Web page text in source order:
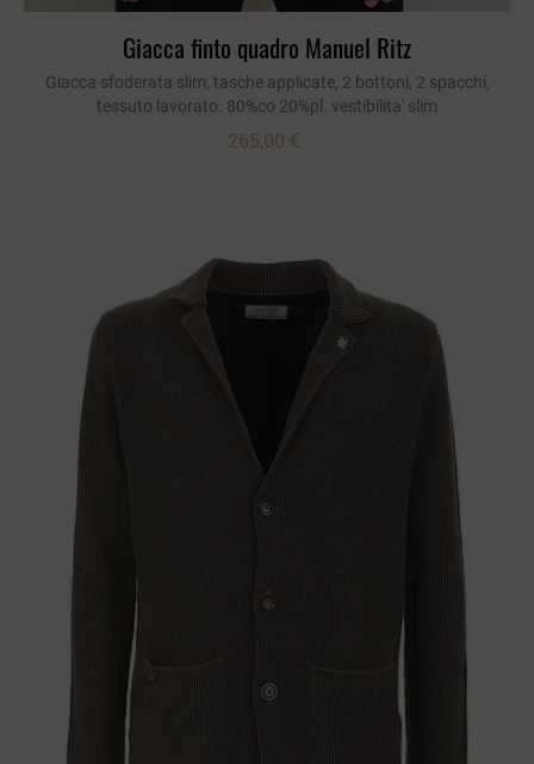
Giacca finto quadro Manuel Ritz
Giacca sfoderata slim, tasche applicate, 2 bottoni, 2 spacchi,
tessuto lavorato. 80%co 20%pl. vestibilita' slim
265,00 €